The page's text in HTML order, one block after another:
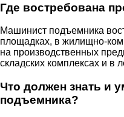
Где востребована
Машинист подъемника
площадках, в жилищно-
на производственных
складских комплексах и в
Что должен знать и
подъемника?